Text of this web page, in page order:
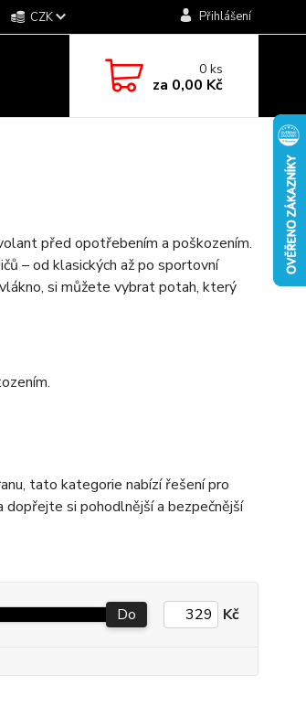
CZK Přihlášení
0ks
za 0,00 Kč
před opotřebením a poškozením.
– od klasických až po sportovní
si můžete vybrat potah, který
tato kategorie nabízí řešení pro
si pohodlnější a bezpečnější
Do Kč